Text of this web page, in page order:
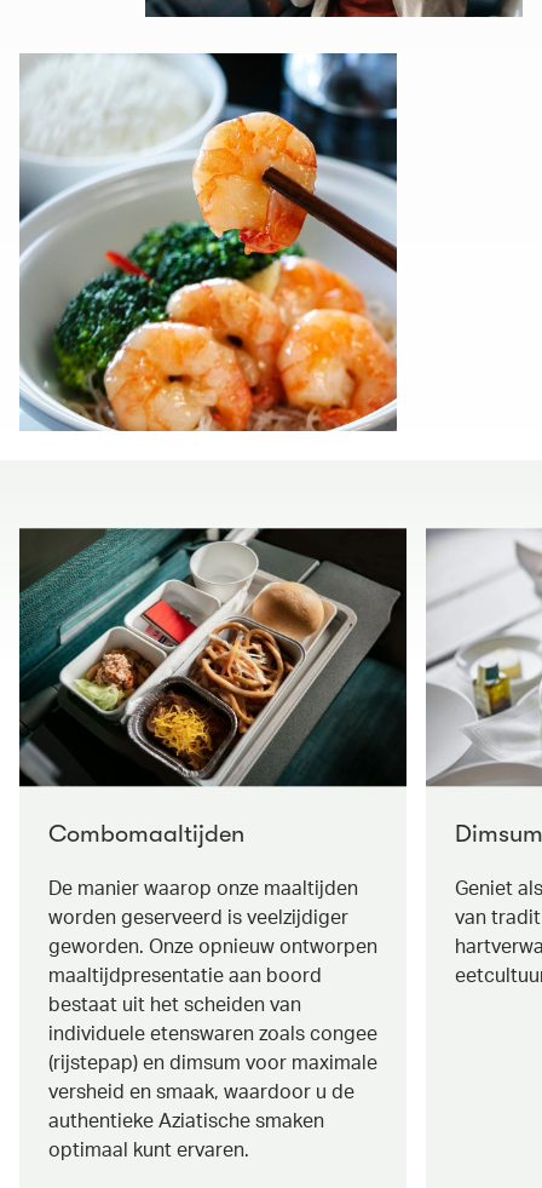
Combomaaltijden
De manier waarop onze maaltijden
worden geserveerd is veelzijdiger
geworden. Onze opnieuw ontworpen
maaltijdpresentatie aan boord
bestaat uit het scheiden van
individuele etenswaren zoals congee
(rijstepap) en dimsum voor maximale
versheid en smaak, waardoor u de
authentieke Aziatische smaken
optimaal kunt ervaren.
Dimsum
Geniet
van